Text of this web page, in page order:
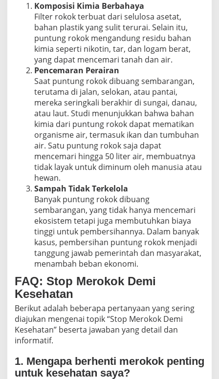
Komposisi Kimia Berbahaya
Filter rokok terbuat dari selulosa asetat,
bahan plastik yang sulit terurai. Selain itu,
puntung rokok mengandung residu bahan
kimia seperti nikotin, tar, dan logam berat,
yang dapat mencemari tanah dan air.
Pencemaran Perairan
Saat puntung rokok dibuang sembarangan,
terutama di jalan, selokan, atau pantai,
mereka seringkali berakhir di sungai, danau,
atau laut. Studi menunjukkan bahwa bahan
kimia dari puntung rokok dapat mematikan
organisme air, termasuk ikan dan tumbuhan
air. Satu puntung rokok saja dapat
mencemari hingga 50 liter air, membuatnya
tidak layak untuk diminum oleh manusia atau
hewan.
Sampah Tidak Terkelola
Banyak puntung rokok dibuang
sembarangan, yang tidak hanya mencemari
ekosistem tetapi juga membutuhkan biaya
tinggi untuk pembersihannya. Dalam banyak
kasus, pembersihan puntung rokok menjadi
tanggung jawab pemerintah dan masyarakat,
menambah beban ekonomi.
FAQ: Stop Merokok Demi
Kesehatan
Berikut adalah beberapa pertanyaan yang sering
diajukan mengenai topik “Stop Merokok Demi
Kesehatan” beserta jawaban yang detail dan
informatif.
1. Mengapa berhenti merokok penting
untuk kesehatan saya?